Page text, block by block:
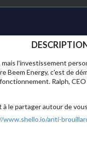
l'investissement
Beem Energy, c'est de
Ralph,
à le partager autour de
anti-